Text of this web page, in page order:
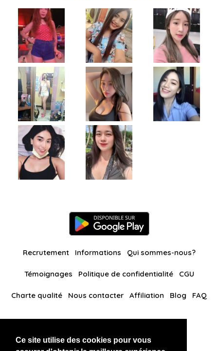
Ce site utilise des cookies pour vous
Recrutement Informations Qui sommes-nous?
Témoignages Politique de confidentialité CGU
Charte qualité Nous contacter Affiliation Blog FAQ
BlackAndBeauties RussianKisses